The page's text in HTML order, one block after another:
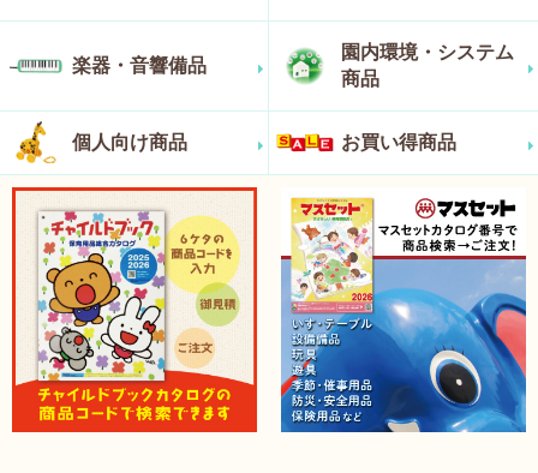
楽器・音響備品
園内環境・システム
商品
個人向け商品 お買い得商品